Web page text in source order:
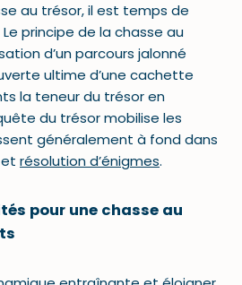
au trésor, il est temps de
principe de la chasse au
d’un parcours jalonné
ultime d’une cachette
la teneur du trésor en
du trésor mobilise les
généralement à fond dans
résolution d’énigmes.
pour une chasse au